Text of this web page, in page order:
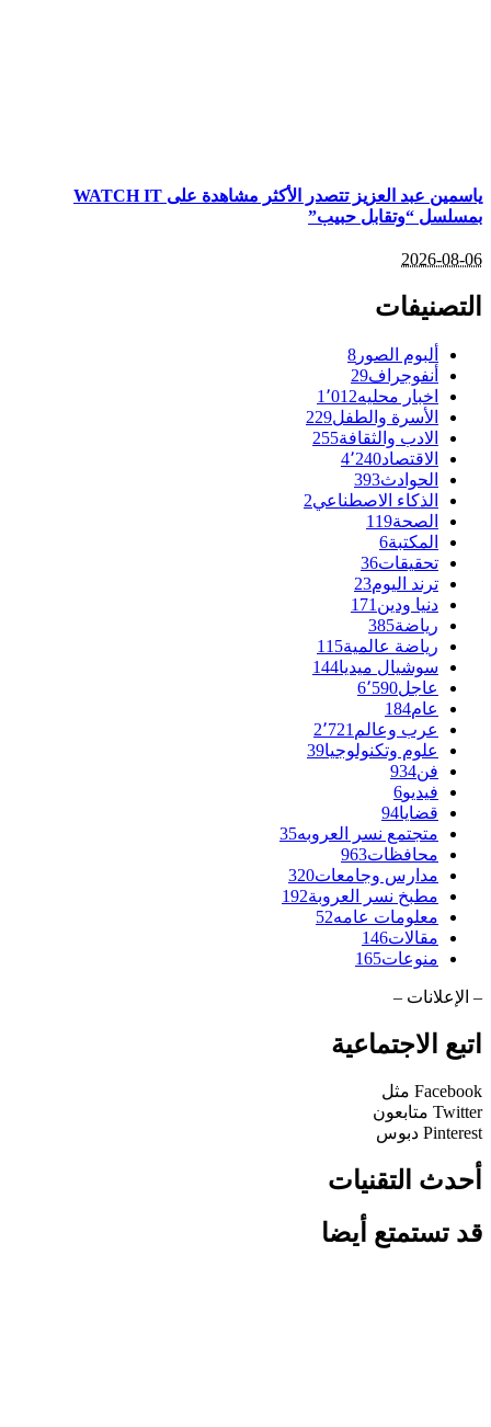
ياسمين عبد العزيز تتصدر الأكثر مشاهدة على WATCH IT
بمسلسل “وتقابل حبيب”
2026-08-06
التصنيفات
ألبوم الصور 8
أنفوجراف29
اخبار محليه1٬012
الأسرة والطفل229
الادب والثقافة255
الاقتصاد4٬240
الحوادث393
الذكاء الاصطناعي2
الصحة119
المكتبة6
تحقيقات36
ترند اليوم23
دنيا ودين 171
رياضة385
رياضة عالمية115
سوشيال ميديا144
عاجل6٬590
عام184
عرب وعالم 2٬721
علوم وتكنولوجيا39
فن934
فيديو6
قضايا94
متجتمع نسر العروبه35
محافظات963
مدارس وجامعات320
مطبخ نسر العروبة192
معلومات عامه52
مقالات146
منوعات165
– الإعلانات –
اتبع الاجتماعية
Facebook مثل
Twitter متابعون
Pinterest دبوس
أحدث التقنيات
قد تستمتع أيضا